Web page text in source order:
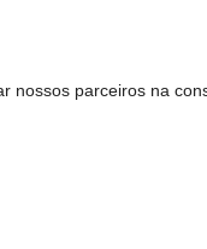
nossos parceiros na